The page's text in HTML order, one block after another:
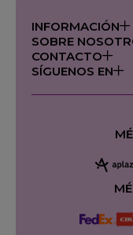
INFORMACIÓN
SOBRE
CONTACTO
SÍGUENOS EN